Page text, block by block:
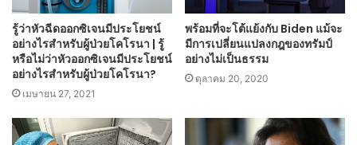
รู้ว่าหัวฉีดออกซิเจนมีประโยชน์
อย่างไรสำหรับผู้ป่วยโคโรนา | รู้
หรือไม่ว่าหัวออกซิเจนมีประโยชน์
อย่างไรสำหรับผู้ป่วยโคโรนา?
เมษายน 27, 2021
พร้อมที่จะโต้แย้งกับ Biden แม้จะ
มีการเปลี่ยนแปลงกฎของทรัมป์
อย่างไม่เป็นธรรม
ตุลาคม 20, 2020